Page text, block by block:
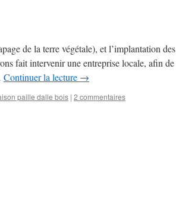
de la terre végétale), et l’implantation des
fait intervenir une entreprise locale, afin de
Continuer la lecture →
paille dalle bois | 2 commentaires